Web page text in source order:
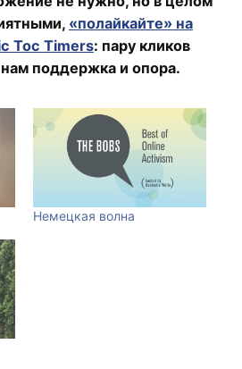
«полайкайте» на
Toc Timers: пару кликов
поддержка и опора.
Немецкая волна